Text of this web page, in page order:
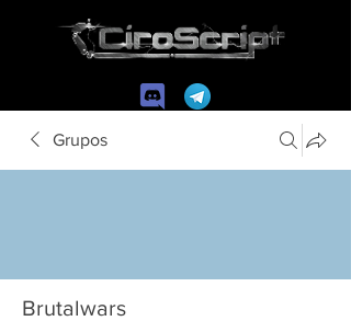
Grupos
Brutalwars